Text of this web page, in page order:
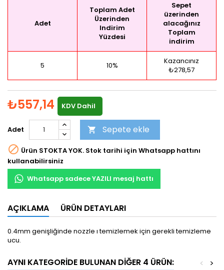
Adet
Toplam Adet
Üzerinden
Indirim
Yüzdesi
Sepet
üzerinden
alacağınız
Toplam
indirim
5 10%
Kazancınız
₺278,57
₺557,14 KDV Dahil
Adet  Sepete ekle
 Ürün STOKTA YOK. Stok tarihi için Whatsapp hattını
kullanabilirsiniz
Whatsapp sadece YAZILI mesaj hattı
AÇIKLAMA ÜRÜN DETAYLARI
0.4mm genişliğinde nozzle ı temizlemek için gerekli temizleme
ucu.
AYNI KATEGORIDE BULUNAN DIĞER 4 ÜRÜN: >
<